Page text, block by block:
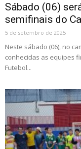
Sábado (06)
semifinais do
5 de setembro de 2025
Neste sábado (06), no
conhecidas as equipes
Futebol...